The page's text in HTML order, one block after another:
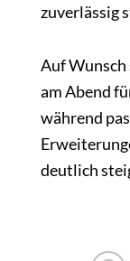
zuverlässig
Auf
am Abend
während
deutlich